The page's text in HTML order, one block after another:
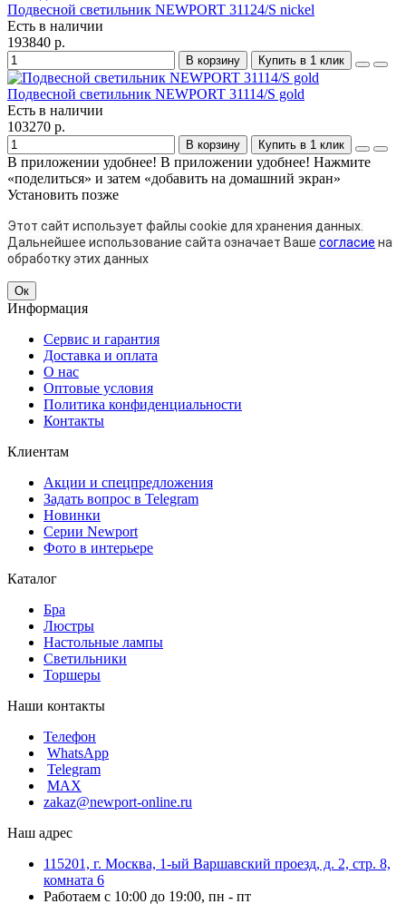
Подвесной светильник NEWPORT 31124/S nickel
Есть в наличии
193840 р.
В корзину Купить в 1 клик
Подвесной светильник NEWPORT 31114/S gold
Есть в наличии
103270 р.
В корзину Купить в 1 клик
В приложении удобнее! В приложении удобнее! Нажмите
«поделиться» и затем «добавить на домашний экран»
Установить позже
Этот сайт использует файлы cookie для хранения данных.
Дальнейшее использование сайта означает Ваше согласие на
обработку этих данных
Ок
Информация
Сервис и гарантия
Доставка и оплата
О нас
Оптовые условия
Политика конфиденциальности
Контакты
Клиентам
Акции и спецпредложения
Задать вопрос в Telegram
Новинки
Серии Newport
Фото в интерьере
Каталог
Бра
Люстры
Настольные лампы
Светильники
Торшеры
Наши контакты
Телефон
WhatsApp
Telegram
MAX
zakaz@newport-online.ru
Наш адрес
115201, г. Москва, 1-ый Варшавский проезд, д. 2, стр. 8,
комната 6
Работаем с 10:00 до 19:00, пн - пт